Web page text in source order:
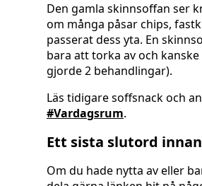
Den gamla skinnsoffan ser
om många påsar chips,
passerat dess yta. En
bara att torka av och
gjorde 2 behandlingar).
Läs tidigare soffsnack och
#Vardagsrum.
Ett sista slutord
Om du hade nytta av eller